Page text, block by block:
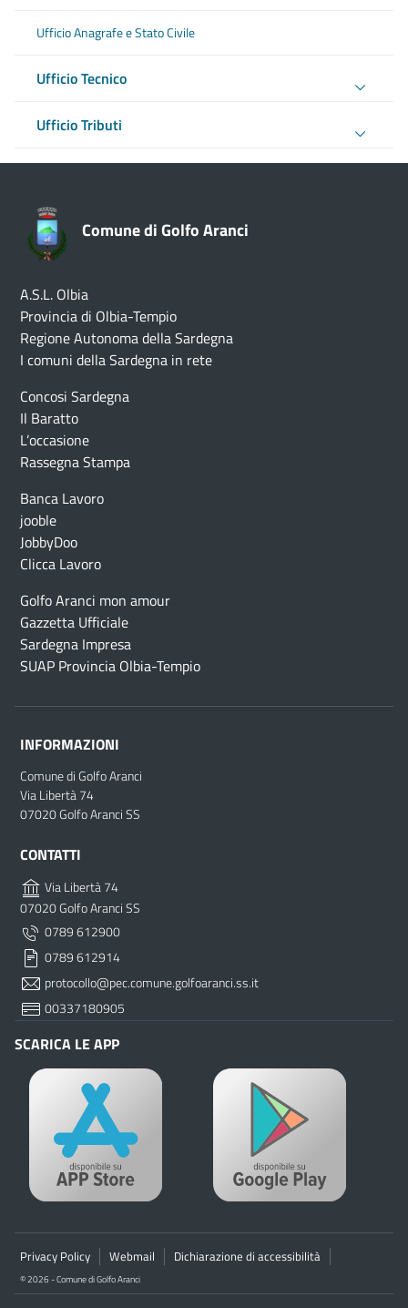
Ufficio Anagrafe e Stato Civile
Ufficio Tecnico
Ufficio Tributi
Comune di Golfo Aranci
A.S.L. Olbia
Provincia di Olbia-Tempio
Regione Autonoma della Sardegna
I comuni della Sardegna in rete
Concosi Sardegna
Il Baratto
L’occasione
Rassegna Stampa
Banca Lavoro
jooble
JobbyDoo
Clicca Lavoro
Golfo Aranci mon amour
Gazzetta Ufficiale
Sardegna Impresa
SUAP Provincia Olbia-Tempio
INFORMAZIONI
Comune di Golfo Aranci
Via Libertà 74
07020 Golfo Aranci SS
CONTATTI
Via Libertà 74
07020 Golfo Aranci SS
0789 612900
0789 612914
protocollo@pec.comune.golfoaranci.ss.it
00337180905
SCARICA LE APP
Privacy Policy Webmail Dichiarazione di accessibilità
© 2026 - Comune di Golfo Aranci